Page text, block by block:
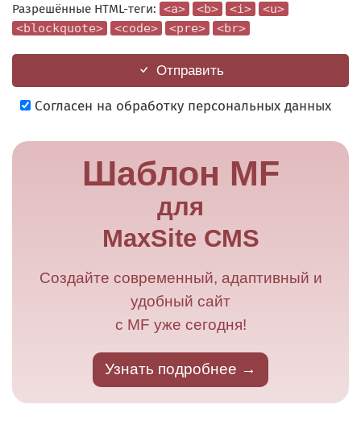
Разрешённые HTML-теги: <a> <b> <i>
<u>
<blockquote>
<code> <pre> <br>
Отправить
Согласен на обработку персональных данных
Шаблон MF
для
MaxSite CMS
Создайте современный, адаптивный и
удобный сайт
с MF уже сегодня!
Узнать подробнее